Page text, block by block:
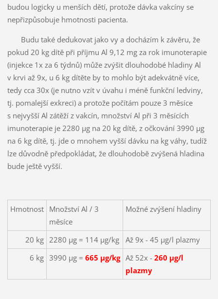
budou logicky u menších dětí, protože dávka vakcíny se
nepřizpůsobuje hmotnosti pacienta.
Budu také dedukovat jako vy a docházím k závěru, že
pokud 20 kg dítě při příjmu Al 9,12 mg za rok imunoterapie
(injekce 1x za 6 týdnů) může zvýšit dlouhodobé hladiny Al
v krvi až 9x, u 6 kg dítěte by to mohlo být adekvátně více,
tedy cca 30x (je nutno vzít v úvahu i méně funkční ledviny,
tj. pomalejší exkreci) a protože počítám pouze 3 měsíce
s nejvyšší Al zátěží z vakcín, množství Al při 3 měsících
imunoterapie je 2280 µg na 20 kg dítě, z očkování 3990 µg
na 6 kg dítě, tj. jde o mnohem vyšší dávku na kg váhy, tudíž
lze důvodně předpokládat, že dlouhodobě zvýšená hladina
bude ještě vyšší.
Hmotnost
Množství Al / 3
měsíce
Možné zvýšení hladiny
20 kg 2280 µg = 114 µg/kg
Až 9x - 45 µg/l plazmy
6 kg 3990 µg = 665 µg/kg Až 52x -260 µg/l
plazmy